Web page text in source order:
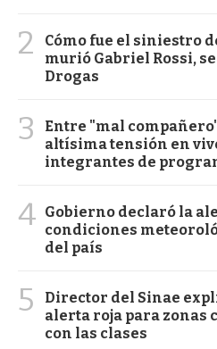
2
Cómo fue el siniestro
murió Gabriel Rossi,
Drogas
3
Entre "mal
altísima tensión en
integrantes de
4 Gobierno declaró la
condiciones
del país
5
Director del Sinae
alerta roja para zonas
con las clases